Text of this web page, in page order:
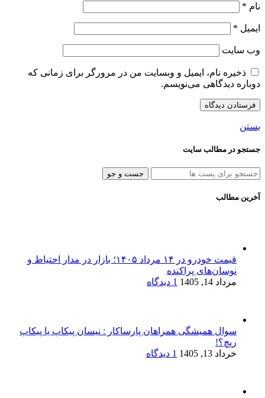
نام *
ایمیل *
وب‌ سایت
ذخیره نام، ایمیل و وبسایت من در مرورگر برای زمانی که
دوباره دیدگاهی می‌نویسم.
بستن
جستجو در مطالب سایت
جست و جو
آخرین مطالب
قیمت خودرو در ۱۴ مرداد ۱۴۰۵؛ بازار در مدار احتیاط و
نوسان‌های پراکنده
مرداد 14, 1405
1 دیدگاه
سوال همیشگی همراهان پارساکار : نیسان پیکاپ یا پیکاپ
ریچ؟!
خرداد 13, 1405
1 دیدگاه